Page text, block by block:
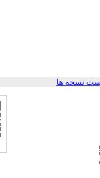
نسخه ها